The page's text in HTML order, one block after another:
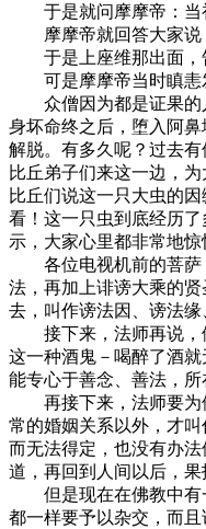
于是就问摩摩帝：当
摩摩帝就回答大家说：
于是上座维那出面，告
可是摩摩帝当时瞋恚发
众僧因为都是证果的人
身坏命终之后，堕入阿
解脱。有多久呢？过去
比丘弟子们来这一边，
比丘们说这一只大虫的
看！这一只虫到底经历
示，大家心里都非常地
各位电视机前的菩萨！
法，再加上诽谤大乘的
去，叫作谤法因、谤法
接下来，法师再说，假
这一种酒鬼－喝醉了酒
能专心于善念、善法，所
再接下来，法师要为他
常的婚姻关系以外，才
而无法得定，也没有办
道，再回到人间以后，
但是现在在佛教中有一
都一样要予以杂交，而